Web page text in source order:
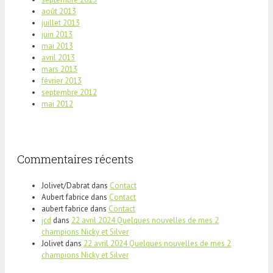
août 2013
juillet 2013
juin 2013
mai 2013
avril 2013
mars 2013
février 2013
septembre 2012
mai 2012
Commentaires récents
Jolivet/Dabrat dans Contact
Aubert fabrice dans Contact
aubert fabrice dans Contact
jcd dans 22 avril 2024 Quelques nouvelles de mes 2
champions Nicky et Silver
Jolivet dans 22 avril 2024 Quelques nouvelles de mes 2
champions Nicky et Silver